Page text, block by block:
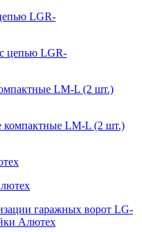
LGR-
LM-L (2 шт.)
гаражных ворот LG-
Алютех